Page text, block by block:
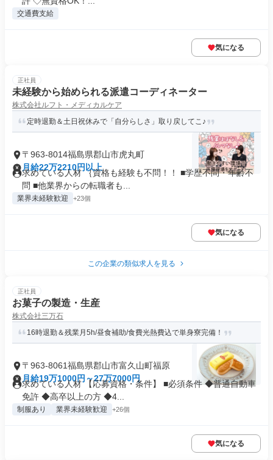
交通費支給
気になる
正社員
未経験から始められる派遣コーディネーター
株式会社ルフト・メディカルケア
定時退勤＆土日祝休みで「自分らしさ」取り戻してこ♪
〒963-8014福島県郡山市虎丸町
月給22万2210円以上
求めている人材 ｛資格も経験も不問！！ ■学歴不問・年齢不
問 ■他業界からの転職者も...
業界未経験歓迎 +23個
気になる
この企業の類似求人を見る
正社員
お菓子の製造・生産
株式会社三万石
16時退勤＆残業月5h/昼食補助/食費光熱費込で単身寮完備！
〒963-8061福島県郡山市富久山町福原
月給19万1000円～27万7000円
求めている人材 【応募資格・条件】 ■必須条件 ◆普通自動車
免許 ◆高卒以上の方 ◆4...
制服あり 業界未経験歓迎 +26個
気になる